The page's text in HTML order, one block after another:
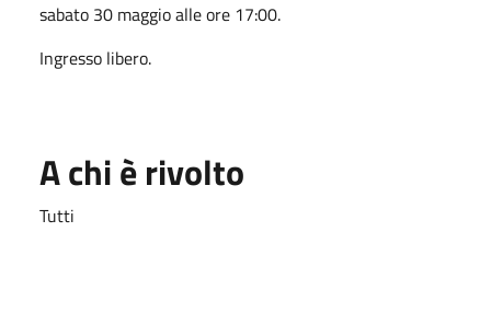
sabato 30 maggio alle ore 17:00.
Ingresso libero.
A chi è rivolto
Tutti